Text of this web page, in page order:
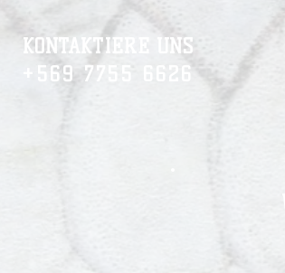
KONTAKTIERE UNS
+569 7755 6626